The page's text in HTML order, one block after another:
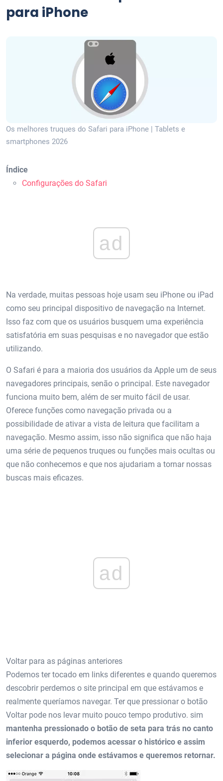
para iPhone
Os melhores truques do Safari para iPhone | Tablets e
smartphones 2026
Índice
Configurações do Safari
ad
Na verdade, muitas pessoas hoje usam seu iPhone ou iPad
como seu principal dispositivo de navegação na Internet.
Isso faz com que os usuários busquem uma experiência
satisfatória em suas pesquisas e no navegador que estão
utilizando.
O Safari é para a maioria dos usuários da Apple um de seus
navegadores principais, senão o principal. Este navegador
funciona muito bem, além de ser muito fácil de usar.
Oferece funções como navegação privada ou a
possibilidade de ativar a vista de leitura que facilitam a
navegação. Mesmo assim, isso não significa que não haja
uma série de pequenos truques ou funções mais ocultas ou
que não conhecemos e que nos ajudariam a tornar nossas
buscas mais eficazes.
ad
Voltar para as páginas anteriores
Podemos ter tocado em links diferentes e quando queremos
descobrir perdemos o site principal em que estávamos e
realmente queríamos navegar. Ter que pressionar o botão
Voltar pode nos levar muito pouco tempo produtivo. sim
mantenha pressionado o botão de seta para trás no canto
inferior esquerdo, podemos acessar o histórico e assim
selecionar a página onde estávamos e queremos retornar.